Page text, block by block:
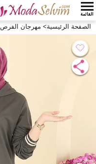
القائمة
الصفحة الرئيسية> مهرجان الفرص